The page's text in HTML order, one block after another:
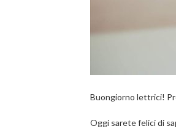
Buongiorno lettrici!
Oggi sarete felici di